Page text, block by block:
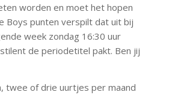
worden en moet het hopen
Boys punten verspilt dat uit bij
week zondag 16:30 uur
de periodetitel pakt. Ben jij
twee of drie uurtjes per maand